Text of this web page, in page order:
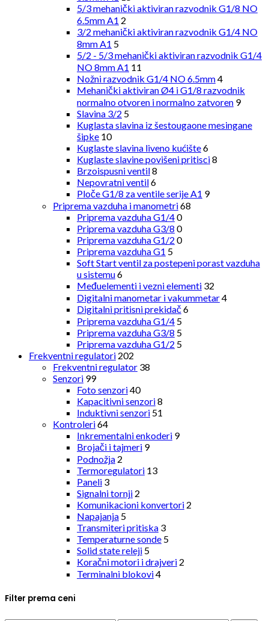
5/3 mehanički aktiviran razvodnik G1/8 NO
6.5mm A1 2
3/2 mehanički aktiviran razvodnik G1/4 NO
8mm A1 5
5/2 - 5/3 mehanički aktiviran razvodnik G1/4
NO 8mm A1 11
Nožni razvodnik G1/4 NO 6.5mm4
Mehanički aktiviran Ø4 i G1/8 razvodnik
normalno otvoren i normalno zatvoren 9
Slavina 3/2 5
Kuglasta slavina iz šestougaone mesingane
šipke 10
Kuglaste slavina liveno kućište6
Kuglaste slavine povišeni pritisci8
Brzoispusni ventil8
Nepovratni ventil6
Ploče G1/8 za ventile serije A1 9
Priprema vazduha i manometri68
Priprema vazduha G1/40
Priprema vazduha G3/8 0
Priprema vazduha G1/2 0
Priprema vazduha G1 5
Soft Start ventil za postepeni porast vazduha
u sistemu6
Međuelementi i vezni elementi 32
Digitalni manometar i vakummetar4
Digitalni pritisni prekidač6
Priprema vazduha G1/4 5
Priprema vazduha G3/8 5
Priprema vazduha G1/2 5
Frekventni regulatori 202
Frekventni regulator 38
Senzori 99
Foto senzori40
Kapacitivni senzori8
Induktivni senzori 51
Kontroleri64
Inkrementalni enkoderi 9
Brojači i tajmeri 9
Podnožja 2
Termoregulatori 13
Paneli 3
Signalni tornji 2
Komunikacioni konvertori 2
Napajanja 5
Transmiteri pritiska 3
Temperaturne sonde 5
Solid state releji 5
Koračni motori i drajveri 2
Terminalni blokovi4
Filter prema ceni